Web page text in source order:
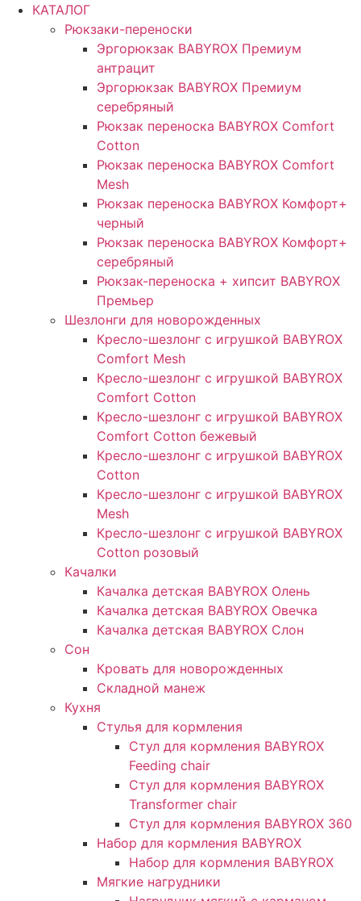
КАТАЛОГ
Рюкзаки-переноски
Эргорюкзак BABYROX Премиум
антрацит
Эргорюкзак BABYROX Премиум
серебряный
Рюкзак переноска BABYROX Comfort
Cotton
Рюкзак переноска BABYROX Comfort
Mesh
Рюкзак переноска BABYROX Комфорт+
черный
Рюкзак переноска BABYROX Комфорт+
серебряный
Рюкзак-переноска + хипсит BABYROX
Премьер
Шезлонги для новорожденных
Кресло-шезлонг с игрушкой BABYROX
Comfort Mesh
Кресло-шезлонг с игрушкой BABYROX
Comfort Cotton
Кресло-шезлонг с игрушкой BABYROX
Comfort Cotton бежевый
Кресло-шезлонг с игрушкой BABYROX
Cotton
Кресло-шезлонг с игрушкой BABYROX
Mesh
Кресло-шезлонг с игрушкой BABYROX
Cotton розовый
Качалки
Качалка детская BABYROX Олень​
Качалка детская BABYROX Овечка​
Качалка детская BABYROX Слон​
Сон
Кровать для новорожденных
Складной манеж
Кухня
Стулья для кормления
Стул для кормления BABYROX
Feeding chair
Стул для кормления BABYROX
Transformer chair
Стул для кормления BABYROX 360
Набор для кормления BABYROX
Набор для кормления BABYROX
Мягкие нагрудники